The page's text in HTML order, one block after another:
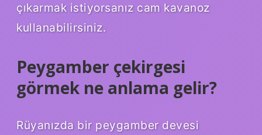
çıkarmak istiyorsanız cam kavanoz
kullanabilirsiniz.
Peygamber çekirgesi
görmek ne anlama gelir?
Rüyanızda bir peygamber devesi